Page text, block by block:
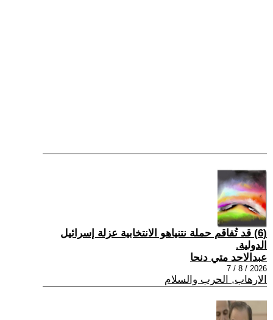
(6) قد تُفاقم حملة نتنياهو الانتخابية عزلة إسرائيل
الدولية.
عبدالاحد متي دنحا
2026 / 8 / 7
الارهاب, الحرب والسلام